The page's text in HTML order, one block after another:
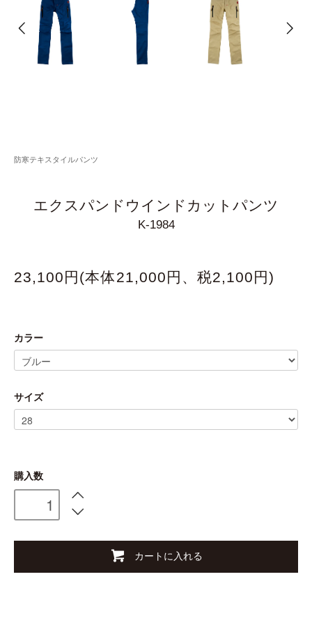
防寒テキスタイルパンツ
エクスパンドウインドカットパンツ
K-1984
23,100円(本体21,000円、税2,100円)
カラー
サイズ
購入数
カートに入れる